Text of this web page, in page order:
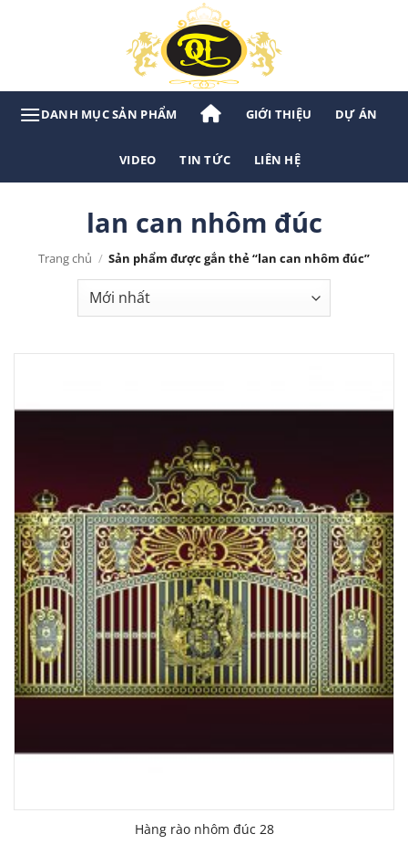
GIỚI THIỆU DỰ ÁN
VIDEO TIN TỨC LIÊN HỆ
lan can nhôm đúc
Trang chủ / Sản phẩm được gắn thẻ “lan can nhôm đúc”
Hàng rào nhôm đúc 28